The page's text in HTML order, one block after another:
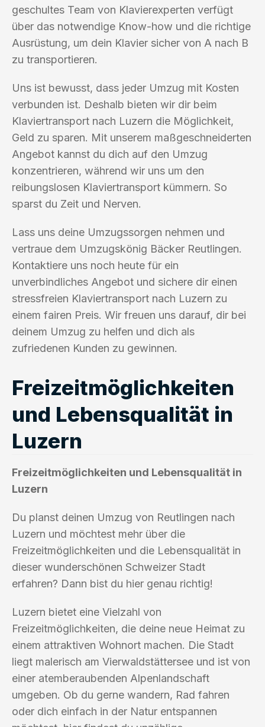
geschultes Team von Klavierexperten verfügt
über das notwendige Know-how und die richtige
Ausrüstung, um dein Klavier sicher von A nach B
zu transportieren.
Uns ist bewusst, dass jeder Umzug mit Kosten
verbunden ist. Deshalb bieten wir dir beim
Klaviertransport nach Luzern die Möglichkeit,
Geld zu sparen. Mit unserem maßgeschneiderten
Angebot kannst du dich auf den Umzug
konzentrieren, während wir uns um den
reibungslosen Klaviertransport kümmern. So
sparst du Zeit und Nerven.
Lass uns deine Umzugssorgen nehmen und
vertraue dem Umzugskönig Bäcker Reutlingen.
Kontaktiere uns noch heute für ein
unverbindliches Angebot und sichere dir einen
stressfreien Klaviertransport nach Luzern zu
einem fairen Preis. Wir freuen uns darauf, dir bei
deinem Umzug zu helfen und dich als
zufriedenen Kunden zu gewinnen.
Freizeitmöglichkeiten
und Lebensqualität in
Luzern
Freizeitmöglichkeiten und Lebensqualität in
Luzern
Du planst deinen Umzug von Reutlingen nach
Luzern und möchtest mehr über die
Freizeitmöglichkeiten und die Lebensqualität in
dieser wunderschönen Schweizer Stadt
erfahren? Dann bist du hier genau richtig!
Luzern bietet eine Vielzahl von
Freizeitmöglichkeiten, die deine neue Heimat zu
einem attraktiven Wohnort machen. Die Stadt
liegt malerisch am Vierwaldstättersee und ist von
einer atemberaubenden Alpenlandschaft
umgeben. Ob du gerne wandern, Rad fahren
oder dich einfach in der Natur entspannen